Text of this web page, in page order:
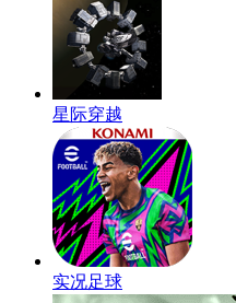
星际穿越
实况足球